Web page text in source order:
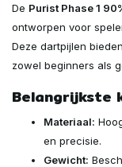
De Purist Phase 1
ontworpen voor
Deze dartpijlen
zowel beginners als
Belangrijkste
Materiaal:
en precisie.
Gewicht: